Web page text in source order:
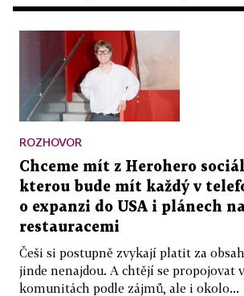
ROZHOVOR
Chceme mít z Herohero
kterou bude mít každý v
o expanzi do USA i plánech
restauracemi
Češi si postupně zvykají platit za
jinde nenajdou. A chtějí se propojovat
komunitách podle zájmů, ale i okolo...